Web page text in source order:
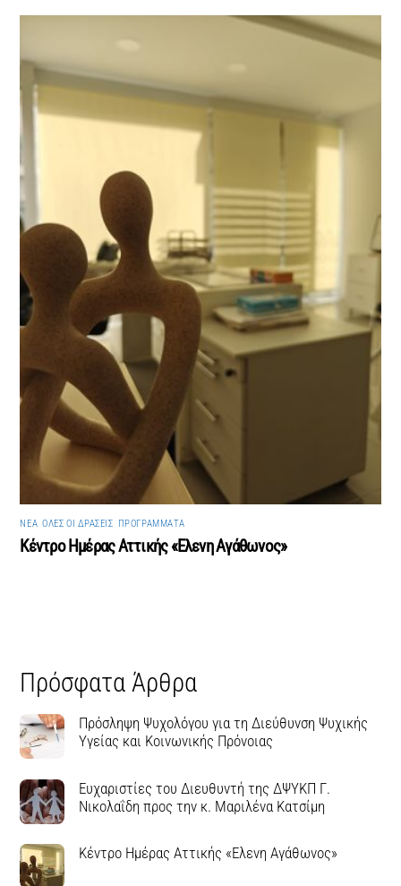
ΝΈΑ ,ΌΛΕΣ ΟΙ ΔΡΆΣΕΙΣ ΠΡΟΓΡΆΜΜΑΤΑ
Κέντρο Ημέρας Αττικής «Ελενη Αγάθωνος»
Πρόσφατα Άρθρα
Πρόσληψη Ψυχολόγου για τη Διεύθυνση Ψυχικής
Υγείας και Κοινωνικής Πρόνοιας
Ευχαριστίες του Διευθυντή της ΔΨΥΚΠ Γ.
Νικολαΐδη προς την κ. Μαριλένα Κατσίμη
Κέντρο Ημέρας Αττικής «Ελενη Αγάθωνος»